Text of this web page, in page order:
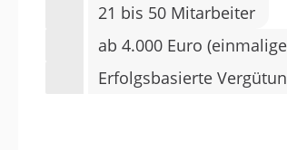
21 bis 50 Mitarbeiter
ab 4.000 Euro
Erfolgsbasierte